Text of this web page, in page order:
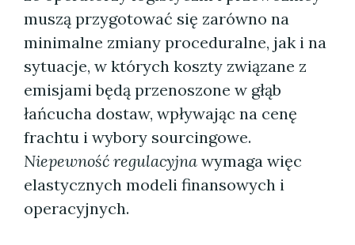
muszą przygotować się zarówno na
minimalne zmiany proceduralne, jak i na
sytuacje, w których koszty związane z
emisjami będą przenoszone w głąb
łańcucha dostaw, wpływając na cenę
frachtu i wybory sourcingowe.
Niepewność regulacyjna wymaga więc
elastycznych modeli finansowych i
operacyjnych.